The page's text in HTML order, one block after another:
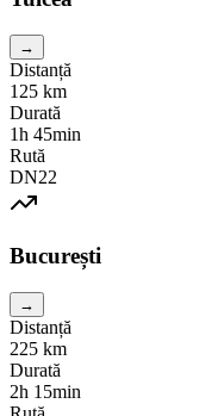
→
Distanță
125 km
Durată
1h 45min
Rută
DN22
București
→
Distanță
225 km
Durată
2h 15min